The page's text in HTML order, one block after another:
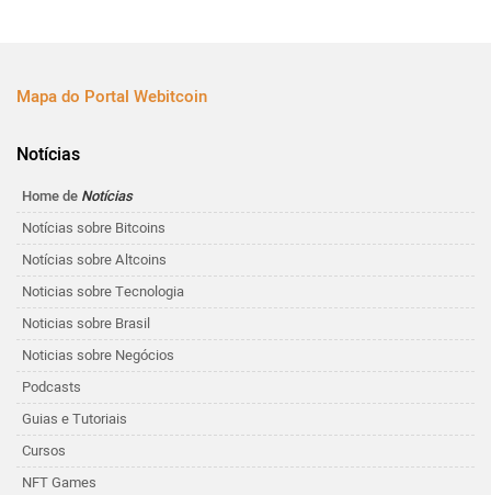
Mapa do Portal Webitcoin
Notícias
Home de Notícias
Notícias sobre Bitcoins
Notícias sobre Altcoins
Noticias sobre Tecnologia
Noticias sobre Brasil
Noticias sobre Negócios
Podcasts
Guias e Tutoriais
Cursos
NFT Games